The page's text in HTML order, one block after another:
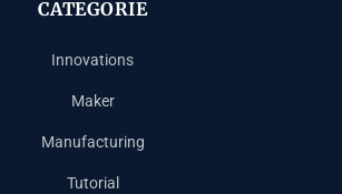
CATEGORIE
Innovations
Maker
Manufacturing
Tutorial